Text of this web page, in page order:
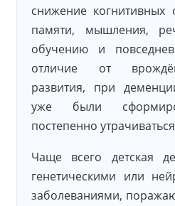
снижение когнитивных
памяти, мышления,
обучению и
отличие от
развития, при
уже были
постепенно
Чаще всего детская
генетическими или
заболеваниями,